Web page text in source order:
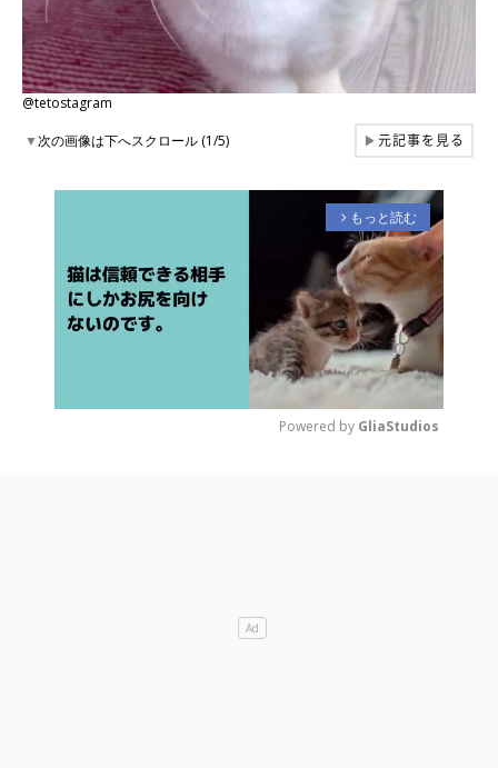
@tetostagram
▼次の画像は下へスクロール (1/5) ▶元記事を見る
arrow_forward_ios もっと読む
Powered by GliaStudios